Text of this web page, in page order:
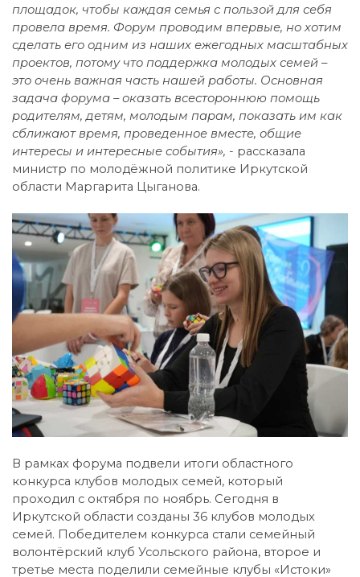
площадок, чтобы каждая семья с пользой для себя
провела время. Форум проводим впервые, но хотим
сделать его одним из наших ежегодных масштабных
проектов, потому что поддержка молодых семей –
это очень важная часть нашей работы. Основная
задача форума – оказать всестороннюю помощь
родителям, детям, молодым парам, показать им как
сближают время, проведенное вместе, общие
интересы и интересные события», - рассказала
министр по молодёжной политике Иркутской
области Маргарита Цыганова.
В рамках форума подвели итоги областного
конкурса клубов молодых семей, который
проходил с октября по ноябрь. Сегодня в
Иркутской области созданы 36 клубов молодых
семей. Победителем конкурса стали семейный
волонтёрский клуб Усольского района, второе и
третье места поделили семейные клубы «Истоки»